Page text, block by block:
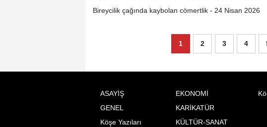
Bireycilik çağında kaybolan cömertlik - 24 Nisan 2026
1 2 3 4
ASAYİŞ
EKONOMİ
GENEL
KARİKATÜR
Köşe Yazıları
KÜLTÜR-SANAT